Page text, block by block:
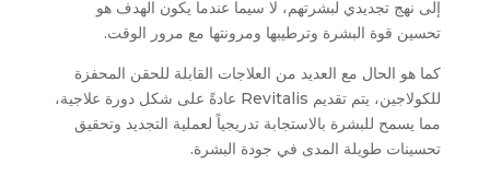
إلى نهج تجديدي لبشرتهم، لا سيما عندما يكون الهدف هو
تحسين قوة البشرة وترطيبها ومرونتها مع مرور الوقت.
كما هو الحال مع العديد من العلاجات القابلة للحقن المحفزة
للكولاجين، يتم تقديم Revitalis عادةً على شكل دورة علاجية،
مما يسمح للبشرة بالاستجابة تدريجياً لعملية التجديد وتحقيق
تحسينات طويلة المدى في جودة البشرة.